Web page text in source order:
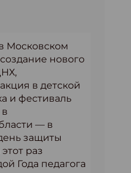
Московском
нового
в детской
и фестиваль
— в
защиты
раз
Года педагога